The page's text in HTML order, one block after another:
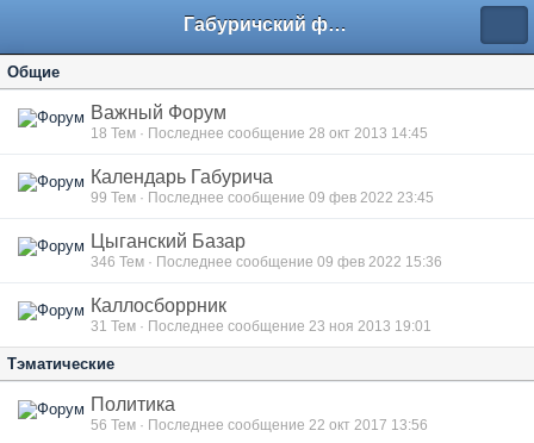
Габуричский форум
Общие
Важный Форум
18 Тем · Последнее сообщение 28 окт 2013 14:45
Календарь Габурича
99 Тем · Последнее сообщение 09 фев 2022 23:45
Цыганский Базар
346 Тем · Последнее сообщение 09 фев 2022 15:36
Каллосборрник
31 Тем · Последнее сообщение 23 ноя 2013 19:01
Тэматические
Политика
56 Тем · Последнее сообщение 22 окт 2017 13:56